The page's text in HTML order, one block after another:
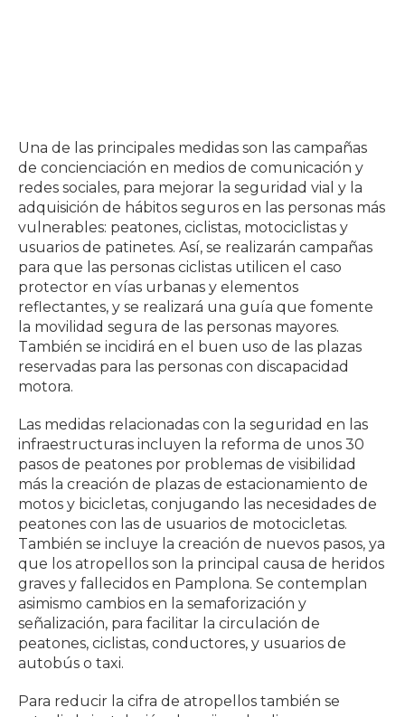
Una de las principales medidas son las campañas
de concienciación en medios de comunicación y
redes sociales, para mejorar la seguridad vial y la
adquisición de hábitos seguros en las personas más
vulnerables: peatones, ciclistas, motociclistas y
usuarios de patinetes. Así, se realizarán campañas
para que las personas ciclistas utilicen el caso
protector en vías urbanas y elementos
reflectantes, y se realizará una guía que fomente
la movilidad segura de las personas mayores.
También se incidirá en el buen uso de las plazas
reservadas para las personas con discapacidad
motora.
Las medidas relacionadas con la seguridad en las
infraestructuras incluyen la reforma de unos 30
pasos de peatones por problemas de visibilidad
más la creación de plazas de estacionamiento de
motos y bicicletas, conjugando las necesidades de
peatones con las de usuarios de motocicletas.
También se incluye la creación de nuevos pasos, ya
que los atropellos son la principal causa de heridos
graves y fallecidos en Pamplona. Se contemplan
asimismo cambios en la semaforización y
señalización, para facilitar la circulación de
peatones, ciclistas, conductores, y usuarios de
autobús o taxi.
Para reducir la cifra de atropellos también se